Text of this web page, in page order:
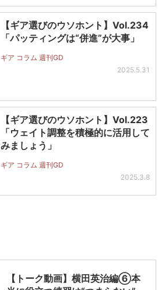
【ギア選びのウソホント】Vol.234
「パッティングは“併進”が大事」
ギア コラム 週刊GD
2025.5.31
【ギア選びのウソホント】Vol.223
「ウェイト調整を積極的に活用して
みましょう」
ギア コラム 週刊GD
2025.3.8
【トーク動画】横田英治編⑥本